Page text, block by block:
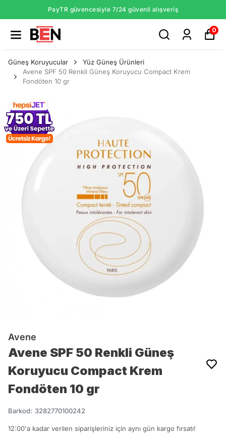
PayTR güvencesiyle 7/24 güvenli alışveriş
0
Güneş Koruyucular
Yüz Güneş Ürünleri
Avene SPF 50 Renkli Güneş Koruyucu Compact Krem
Fondöten 10 gr
Avene
Avene SPF 50 Renkli Güneş
Koruyucu Compact Krem
Fondöten 10 gr
Barkod: 3282770100242
12:00'a kadar verilen siparişleriniz için aynı gün kargo fırsatı!